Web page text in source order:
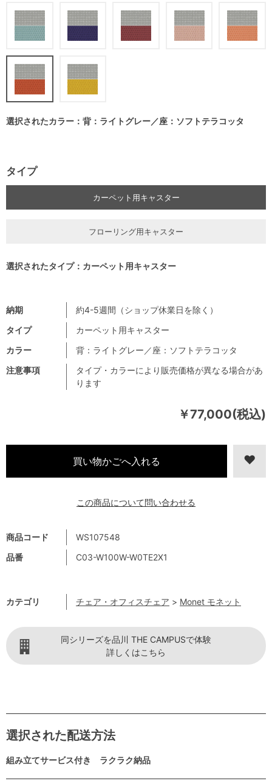
￥77,000(税込)
商品コード
WS107548
品番
C03-W100W-W0TE2X1
カテゴリ チェア・オフィスチェア > Monet モネット
注意事項
タイプ・カラーにより販売価格が異なる場合があ
ります
納期
約4-5週間（ショップ休業日を除く）
タイプ
カーペット用キャスター
カラー
背：ライトグレー／座：ソフトテラコッタ
選択されたカラー：背：ライトグレー／座：ソフトテラコッタ
タイプ
カーペット用キャスター
フローリング用キャスター
選択されたタイプ：カーペット用キャスター
この商品について問い合わせる
同シリーズを品川 THE CAMPUSで体験
詳しくはこちら
選択された配送方法
組み立てサービス付き ラクラク納品